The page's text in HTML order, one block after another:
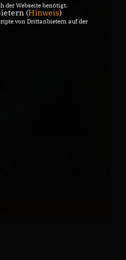
der Webseite benötigt.
(Hinweis)
von Drittanbietern auf der